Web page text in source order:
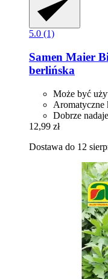
5.0 (1)
Samen Maier
berlińska
Może być
Aromatyczne
Dobrze
12,99 zł
Dostawa do 12